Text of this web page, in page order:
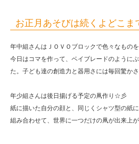
保
育
園
お正月あそびは続くよどこま
年中組さんはＪＯＶＯブロックで色々なもの
今日はコマを作って、ベイブレードのように
た。子ども達の創造力と器用さには毎回驚か
年少組さんは後日揚げる予定の凧作り☆彡
紙に描いた自分の顔と、同じくシャツ型の紙
組み合わせて、世界に一つだけの凧が出来上